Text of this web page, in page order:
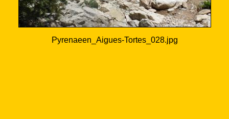
Pyrenaeen_Aigues-Tortes_028.jpg